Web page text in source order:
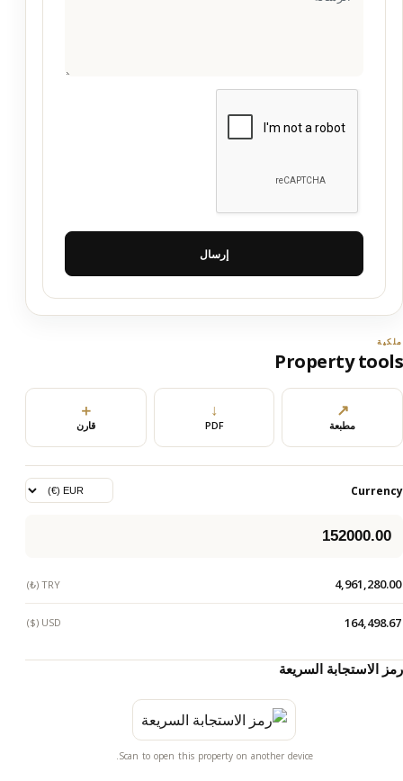
إرسال
ملكية
Property tools
↗
مطبعة
↓
PDF
＋
قارن
Currency
4,961,280.00
TRY (₺)
164,498.67
USD ($)
رمز الاستجابة السريعة
Scan to open this property on another device.